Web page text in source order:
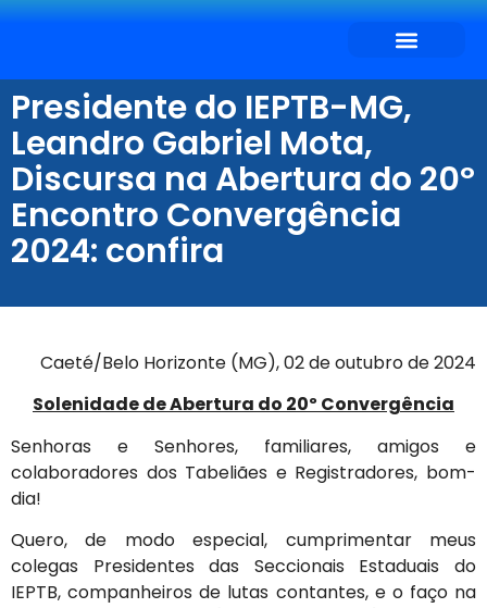
Presidente do IEPTB-MG,
Leandro Gabriel Mota,
Discursa na Abertura do 20º
Encontro Convergência
2024: confira
Caeté/Belo Horizonte (MG), 02 de outubro de 2024
Solenidade de Abertura do 20º Convergência
Senhoras e Senhores, familiares, amigos e
colaboradores dos Tabeliães e Registradores, bom-
dia!
Quero, de modo especial, cumprimentar meus
colegas Presidentes das Seccionais Estaduais do
IEPTB, companheiros de lutas contantes, e o faço na